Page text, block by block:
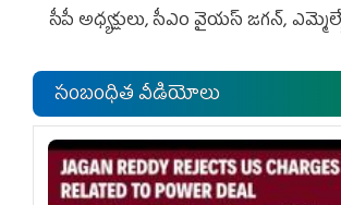
సీపీ అధ్య‌క్షులు, సీఎం వైయ‌స్ జ‌గ‌న్,
సంబంధిత వీడియోలు